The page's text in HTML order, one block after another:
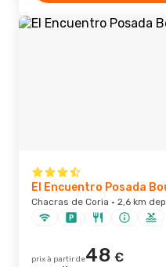
El Encuentro Posada
Chacras de Coria · 2,6 km
prix à partir de48 €